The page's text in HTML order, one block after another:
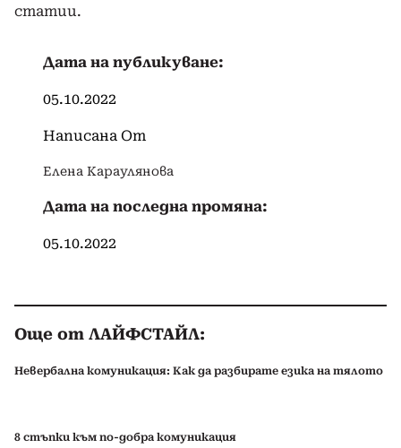
статии.
Дата на публикуване:
05.10.2022
Написана От
Елена Караулянова
Дата на последна промяна:
05.10.2022
Още от ЛАЙФСТАЙЛ:
Невербална комуникация: Как да разбирате езика на тялото
8 стъпки към по-добра комуникация